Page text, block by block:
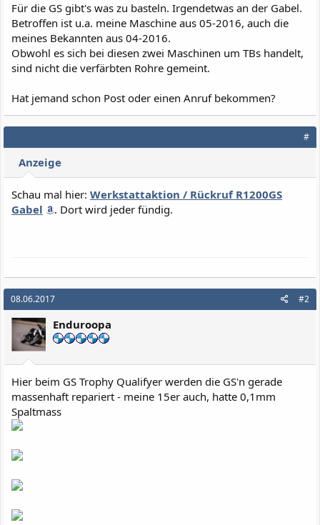
Für die GS gibt's was zu basteln. Irgendetwas an der Gabel.
Betroffen ist u.a. meine Maschine aus 05-2016, auch die
meines Bekannten aus 04-2016.
Obwohl es sich bei diesen zwei Maschinen um TBs handelt,
sind nicht die verfärbten Rohre gemeint.
Hat jemand schon Post oder einen Anruf bekommen?
#
Anzeige
Schau mal hier: Werkstattaktion / Rückruf R1200GS
Gabel
. Dort wird jeder fündig.
08.06.2017 #2
Enduroopa
Hier beim GS Trophy Qualifyer werden die GS'n gerade
massenhaft repariert - meine 15er auch, hatte 0,1mm
Spaltmass